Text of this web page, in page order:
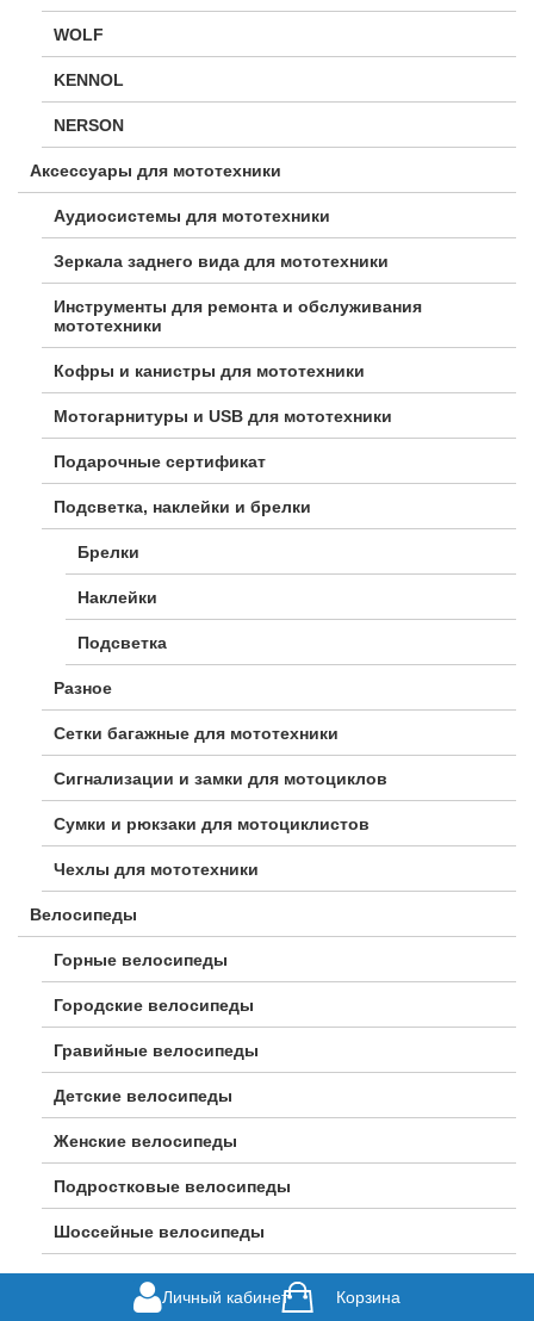
WOLF
KENNOL
NERSON
Аксессуары для мототехники
Аудиосистемы для мототехники
Зеркала заднего вида для мототехники
Инструменты для ремонта и обслуживания
мототехники
Кофры и канистры для мототехники
Мотогарнитуры и USB для мототехники
Подарочные сертификат
Подсветка, наклейки и брелки
Брелки
Наклейки
Подсветка
Разное
Сетки багажные для мототехники
Сигнализации и замки для мотоциклов
Сумки и рюкзаки для мотоциклистов
Чехлы для мототехники
Велосипеды
Горные велосипеды
Городские велосипеды
Гравийные велосипеды
Детские велосипеды
Женские велосипеды
Подростковые велосипеды
Шоссейные велосипеды
Личный кабинет Корзина